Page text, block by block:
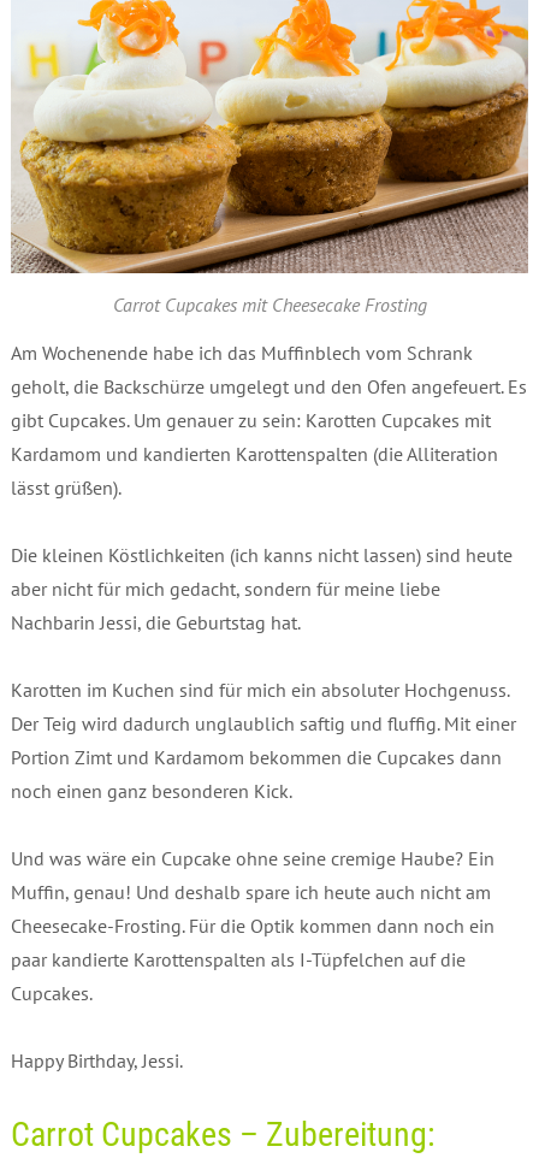
Carrot Cupcakes mit Cheesecake Frosting
Am Wochenende habe ich das Muffinblech vom Schrank
geholt, die Backschürze umgelegt und den Ofen angefeuert. Es
gibt Cupcakes. Um genauer zu sein: Karotten Cupcakes mit
Kardamom und kandierten Karottenspalten (die Alliteration
lässt grüßen).
Die kleinen Köstlichkeiten (ich kanns nicht lassen) sind heute
aber nicht für mich gedacht, sondern für meine liebe
Nachbarin Jessi, die Geburtstag hat.
Karotten im Kuchen sind für mich ein absoluter Hochgenuss.
Der Teig wird dadurch unglaublich saftig und fluffig. Mit einer
Portion Zimt und Kardamom bekommen die Cupcakes dann
noch einen ganz besonderen Kick.
Und was wäre ein Cupcake ohne seine cremige Haube? Ein
Muffin, genau! Und deshalb spare ich heute auch nicht am
Cheesecake-Frosting. Für die Optik kommen dann noch ein
paar kandierte Karottenspalten als I-Tüpfelchen auf die
Cupcakes.
Happy Birthday, Jessi.
Carrot Cupcakes – Zubereitung: